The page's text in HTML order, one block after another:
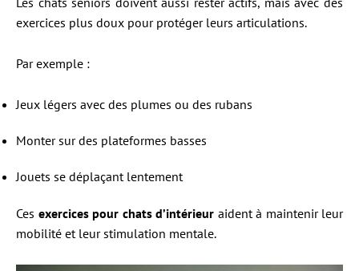
exercices plus doux pour protéger leurs articulations.
Par exemple :
Jeux légers avec des plumes ou des rubans
Monter sur des plateformes basses
Jouets se déplaçant lentement
Ces exercices pour chats d’intérieur aident à maintenir leur
mobilité et leur stimulation mentale.